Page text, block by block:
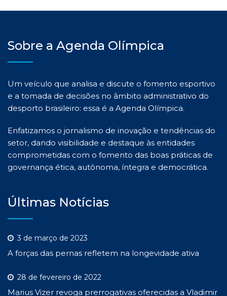
Sobre a Agenda Olímpica
Um veículo que analisa e discute o fomento esportivo
e a tomada de decisões no âmbito administrativo do
desporto brasileiro: essa é a Agenda Olímpica.
Enfatizamos o jornalismo de inovação e tendências do
setor, dando visibilidade e destaque às entidades
comprometidas com o fomento das boas práticas de
governança ética, autônoma, íntegra e democrática.
Últimas Notícias
3 de março de 2023
A forças das pernas refletem na longevidade ativa
28 de fevereiro de 2022
Marius Vizer revoga prerrogativas oferecidas a Vladimir